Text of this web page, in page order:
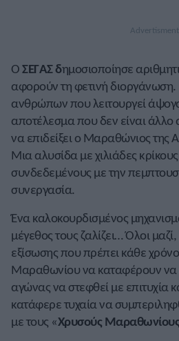
ΟΣΕΓΑΣ δημοσιοποίησε
αφορούν τη φετινή
ανθρώπων που λειτουργεί
αποτέλεσμα που δεν είναι άλλο
να επιδείξει ο Μαραθώνιος της
Μια αλυσίδα με χιλιάδες
συνδεδεμένους με την
συνεργασία.
Ένα καλοκουρδισμένος
μέγεθος τους ζαλίζει… Όλοι
εξίσωσης που πρέπει κάθε
Μαραθωνίου να καταφέρουν να
αγώνας να στεφθεί με επιτυχία
κατάφερε τυχαία να
με τους «Χρυσούς Μαραθωνίους